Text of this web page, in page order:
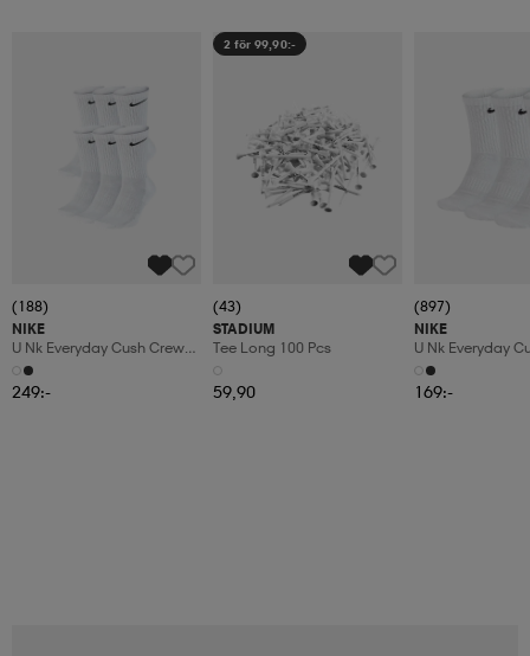
(188)
NIKE
U Nk Everyday Cush Crew
6pr-Bd
249:-
2 för 99,90:-
(43)
STADIUM
Tee Long 100 Pcs
59,90
(897)
NIKE
U Nk Everyday
3pr
169:-